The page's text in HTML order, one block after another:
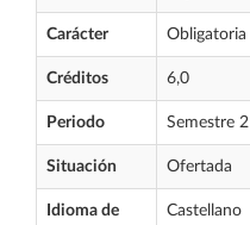
Carácter Obligatoria
Créditos 6,0
Periodo Semestre 2
Situación Ofertada
Idioma de
Castellano